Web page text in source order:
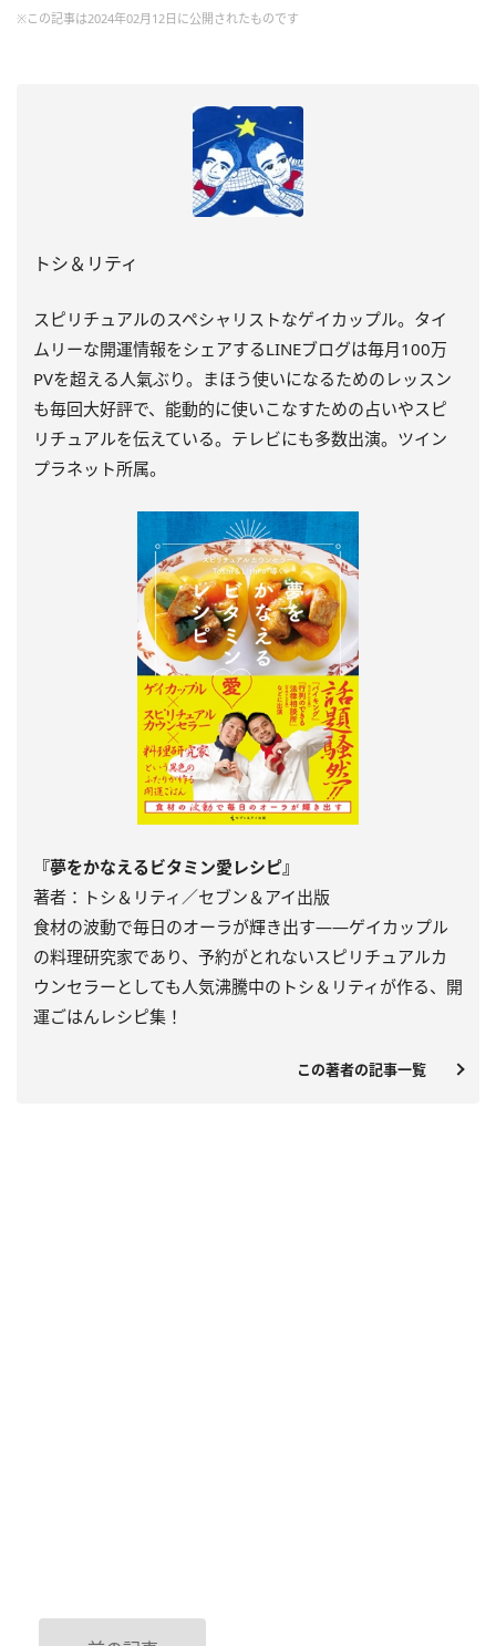
※この記事は2024年02月12日に公開されたものです
トシ＆リティ
スピリチュアルのスペシャリストなゲイカップル。タイ
ムリーな開運情報をシェアするLINEブログは毎月100万
PVを超える人氣ぶり。まほう使いになるためのレッスン
も毎回大好評で、能動的に使いこなすための占いやスピ
リチュアルを伝えている。テレビにも多数出演。ツイン
プラネット所属。
『夢をかなえるビタミン愛レシピ』
著者：トシ＆リティ／セブン＆アイ出版
食材の波動で毎日のオーラが輝き出す――ゲイカップル
の料理研究家であり、予約がとれないスピリチュアルカ
ウンセラーとしても人気沸騰中のトシ＆リティが作る、開
運ごはんレシピ集！
この著者の記事一覧